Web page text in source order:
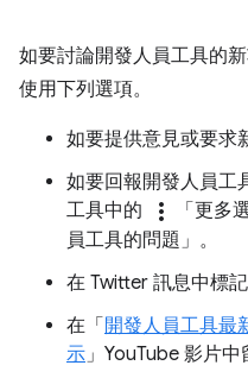
如要討論開發人員工具的
使用下列選項。
如要提供意見或要求
如要回報開發人員工
工具中的
more_vert 「更多
員工具的問題」 。
在 Twitter 訊息中標記
在「開發人員工具最
示 」YouTube 影片中